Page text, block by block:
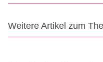
Weitere Artikel zum